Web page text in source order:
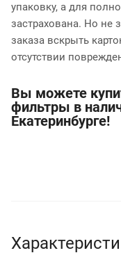
упаковку, а для
застрахована. Но не
заказа вскрыть
отсутствии
Вы можете
фильтры в
Екатеринбурге!